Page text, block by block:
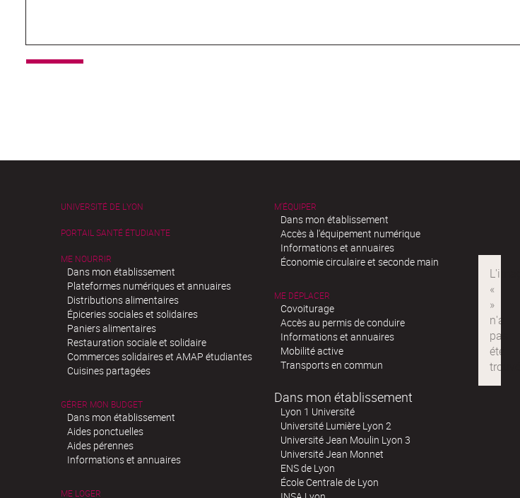
UNIVERSITÉ DE LYON
PORTAIL SANTÉ ÉTUDIANTE
ME NOURRIR
Dans mon établissement
Plateformes numériques et annuaires
Distributions alimentaires
Épiceries sociales et solidaires
Paniers alimentaires
Restauration sociale et solidaire
Commerces solidaires et AMAP étudiantes
Cuisines partagées
GÉRER MON BUDGET
Dans mon établissement
Aides ponctuelles
Aides pérennes
Informations et annuaires
ME LOGER
M'ÉQUIPER
Dans mon établissement
Accès à l'équipement numérique
Informations et annuaires
Économie circulaire et seconde main
ME DÉPLACER
Covoiturage
Accès au permis de conduire
Informations et annuaires
Mobilité active
Transports en commun
Dans mon établissement
Lyon 1 Université
Université Lumière Lyon 2
Université Jean Moulin Lyon 3
Université Jean Monnet
ENS de Lyon
École Centrale de Lyon